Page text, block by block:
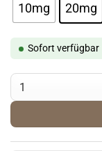
10mg 20mg
Sofort verfügbar
187 Liquid 040